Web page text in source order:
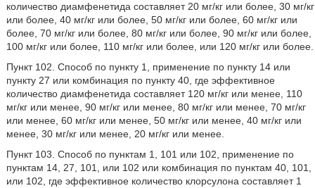
количество диамфенетида составляет 20 мг/кг или более, 30 мг/кг
или более, 40 мг/кг или более, 50 мг/кг или более, 60 мг/кг или
более, 70 мг/кг или более, 80 мг/кг или более, 90 мг/кг или более,
100 мг/кг или более, 110 мг/кг или более, или 120 мг/кг или более.
Пункт 102. Способ по пункту 1, применение по пункту 14 или
пункту 27 или комбинация по пункту 40, где эффективное
количество диамфенетида составляет 120 мг/кг или менее, 110
мг/кг или менее, 90 мг/кг или менее, 80 мг/кг или менее, 70 мг/кг
или менее, 60 мг/кг или менее, 50 мг/кг или менее, 40 мг/кг или
менее, 30 мг/кг или менее, 20 мг/кг или менее.
Пункт 103. Способ по пунктам 1, 101 или 102, применение по
пунктам 14, 27, 101, или 102 или комбинация по пунктам 40, 101,
или 102, где эффективное количество клорсулона составляет 1